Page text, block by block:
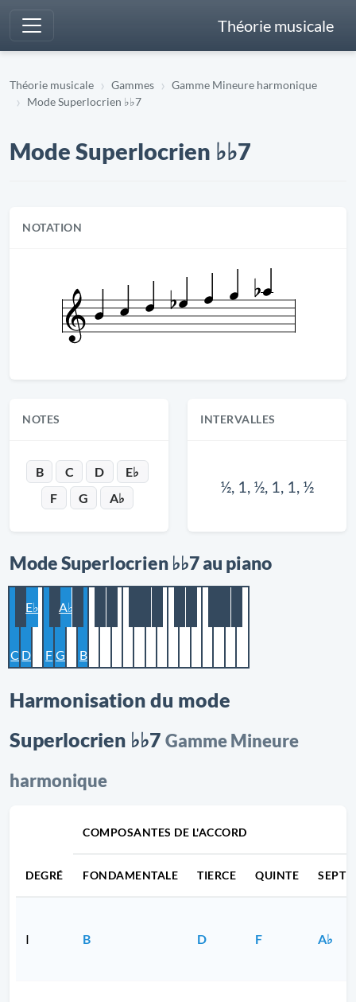
Théorie musicale
Théorie musicale Gammes
Gamme Mineure harmonique
Mode Superlocrien ♭♭7
Mode Superlocrien ♭♭7
NOTATION
NOTES
B C D
E♭
F
G A♭
INTERVALLES
½, 1, ½, 1, 1, ½
Mode Superlocrien ♭♭7 au piano
C D
E♭
F G
A♭
B
Harmonisation du mode
Superlocrien ♭♭7 Gamme Mineure
harmonique
DEGRÉ
COMPOSANTES DE L'ACCORD
FONDAMENTALE TIERCE QUINTE
I B D F A♭